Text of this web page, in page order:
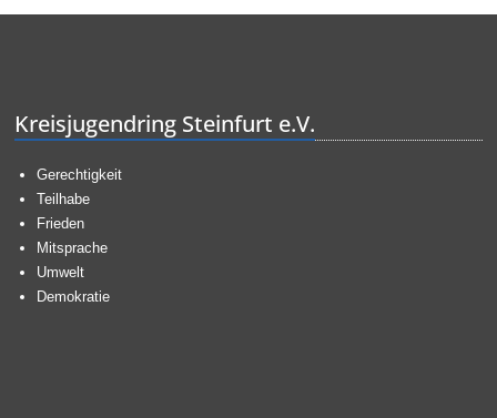
Kreisjugendring Steinfurt e.V.
Gerechtigkeit
Teilhabe
Frieden
Mitsprache
Umwelt
Demokratie